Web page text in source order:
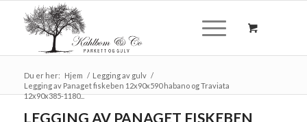
Du er her: Hjem / Legging av gulv /
Legging av Panaget fiskeben 12x90x590 habano og Traviata
12x90x385-1180...
LEGGING AV PANAGET FISKEBEN